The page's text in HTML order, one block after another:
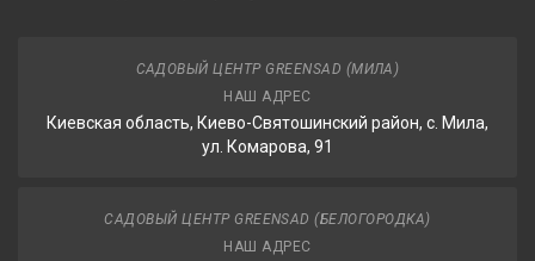
САДОВЫЙ ЦЕНТР GREENSAD (МИЛА)
НАШ АДРЕС
Киевская область, Киево-Святошинский район, с. Мила,
ул. Комарова, 91
САДОВЫЙ ЦЕНТР GREENSAD (БЕЛОГОРОДКА)
НАШ АДРЕС